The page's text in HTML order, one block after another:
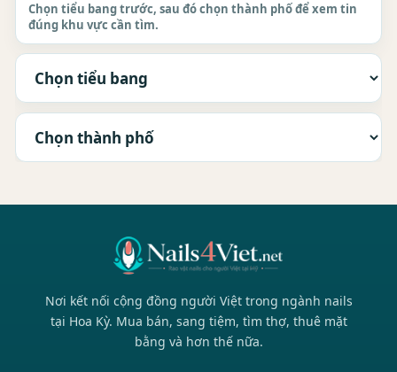
Chọn tiểu bang trước, sau đó chọn thành phố để xem tin
đúng khu vực cần tìm.
Nơi kết nối cộng đồng người Việt trong ngành nails
tại Hoa Kỳ. Mua bán, sang tiệm, tìm thợ, thuê mặt
bằng và hơn thế nữa.